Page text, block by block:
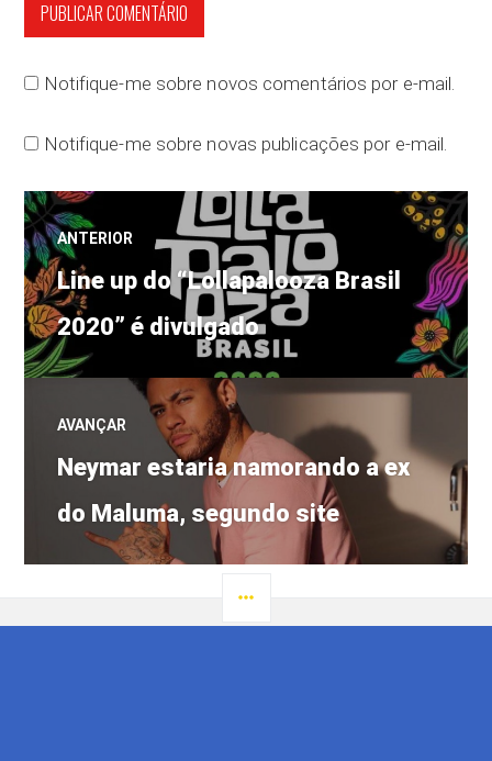
Notifique-me sobre novos comentários por e-mail.
Notifique-me sobre novas publicações por e-mail.
Navegação
de
Post
ANTERIOR
Post
anterior:
Line up do “Lollapalooza Brasil
2020” é divulgado
AVANÇAR
Próximo
post:
Neymar estaria namorando a ex
do Maluma, segundo site